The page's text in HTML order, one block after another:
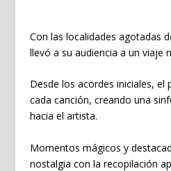
Con las localidades agotadas
llevó a su audiencia a un viaje
Desde los acordes iniciales,
cada canción, creando una
hacia el artista.
Momentos mágicos y
nostalgia con la recopilación